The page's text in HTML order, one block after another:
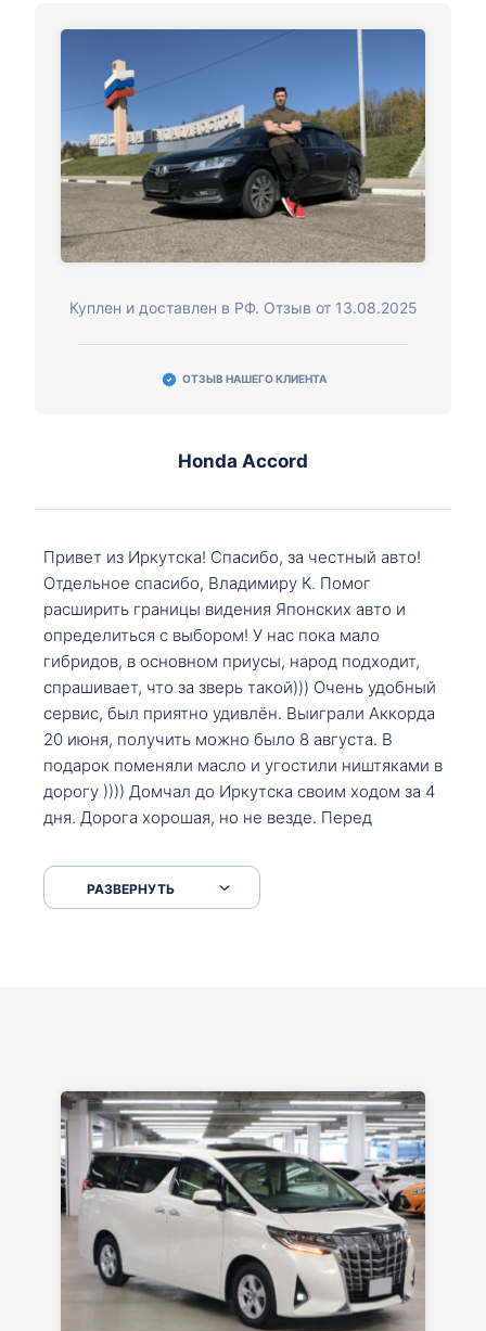
Куплен и доставлен в РФ. Отзыв от 13.08.2025
ОТЗЫВ НАШЕГО КЛИЕНТА
Honda Accord
Привет из Иркутска! Спасибо, за честный авто!
Отдельное спасибо, Владимиру К. Помог
расширить границы видения Японских авто и
определиться с выбором! У нас пока мало
гибридов, в основном приусы, народ подходит,
спрашивает, что за зверь такой))) Очень удобный
сервис, был приятно удивлён. Выиграли Аккорда
20 июня, получить можно было 8 августа. В
подарок поменяли масло и угостили ништяками в
дорогу )))) Домчал до Иркутска своим ходом за 4
дня. Дорога хорошая, но не везде. Перед
серпантинах по пути следования.
РАЗВЕРНУТЬ